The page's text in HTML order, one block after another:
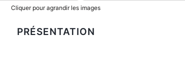
Cliquer pour agrandir les images
PRÉSENTATION